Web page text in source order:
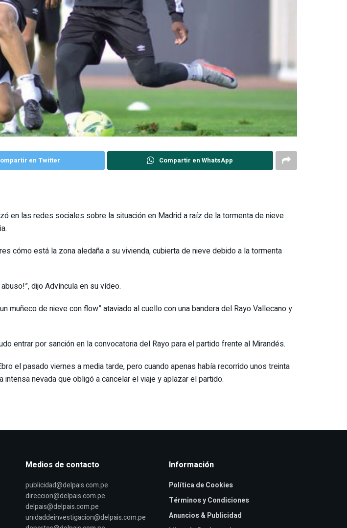
en Twitter Compartir en WhatsApp
en las redes sociales sobre la situación en Madrid a raíz de la tormenta de nieve
cómo está la zona aledaña a su vivienda, cubierta de nieve debido a la tormenta
dijo Advíncula en su vídeo.
de nieve con flow” ataviado al cuello con una bandera del Rayo Vallecano y
entrar por sanción en la convocatoria del Rayo para el partido frente al Mirandés.
el pasado viernes a media tarde, pero cuando apenas había recorrido unos treinta
nevada que obligó a cancelar el viaje y aplazar el partido.
Medios de contacto
publicidad@delpais.com.pe
direccion@delpais.com.pe
delpais@delpais.com.pe
unidaddeinvestigacion@delpais.com.pe
Información
Política de Cookies
Términos y Condiciones
Anuncios & Publicidad